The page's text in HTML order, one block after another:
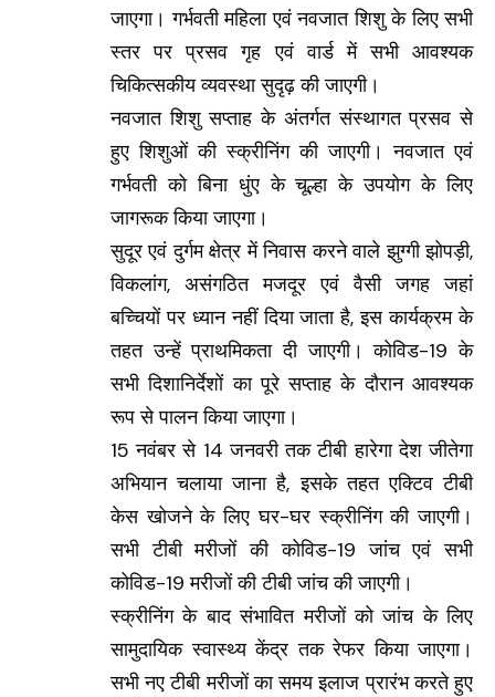
जाएगा। गर्भवती महिला एवं नवजात शिशु के लिए सभी
स्तर पर प्रसव गृह एवं वार्ड में सभी आवश्यक
चिकित्सकीय व्यवस्था सुदृढ़ की जाएगी।
नवजात शिशु सप्ताह के अंतर्गत संस्थागत प्रसव से
हुए शिशुओं की स्क्रीनिंग की जाएगी। नवजात एवं
गर्भवती को बिना धुंए के चूल्हा के उपयोग के लिए
जागरूक किया जाएगा।
सुदूर एवं दुर्गम क्षेत्र में निवास करने वाले झुग्गी झोपड़ी,
विकलांग, असंगठित मजदूर एवं वैसी जगह जहां
बच्चियों पर ध्यान नहीं दिया जाता है, इस कार्यक्रम के
तहत उन्हें प्राथमिकता दी जाएगी। कोविड-19 के
सभी दिशानिर्देशों का पूरे सप्ताह के दौरान आवश्यक
रूप से पालन किया जाएगा।
15 नवंबर से 14 जनवरी तक टीबी हारेगा देश जीतेगा
अभियान चलाया जाना है, इसके तहत एक्टिव टीबी
केस खोजने के लिए घर-घर स्क्रीनिंग की जाएगी।
सभी टीबी मरीजों की कोविड-19 जांच एवं सभी
कोविड-19 मरीजों की टीबी जांच की जाएगी।
स्क्रीनिंग के बाद संभावित मरीजों को जांच के लिए
सामुदायिक स्वास्थ्य केंद्र तक रेफर किया जाएगा।
सभी नए टीबी मरीजों का समय इलाज प्रारंभ करते हुए